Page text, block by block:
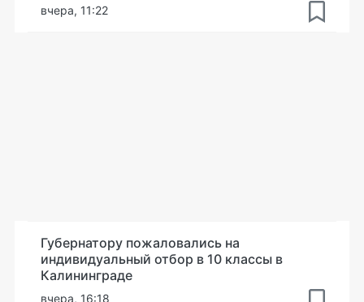
вчера, 11:22
Губернатору пожаловались на
индивидуальный отбор в 10 классы в
Калининграде
вчера, 16:18